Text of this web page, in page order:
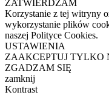
ZATWIERDZAM
Korzystanie z tej witryny
wykorzystanie plików
naszej Polityce Cookies.
USTAWIENIA
ZAAKCEPTUJ TYLKO
ZGADZAM SIĘ
zamknij
Kontrast